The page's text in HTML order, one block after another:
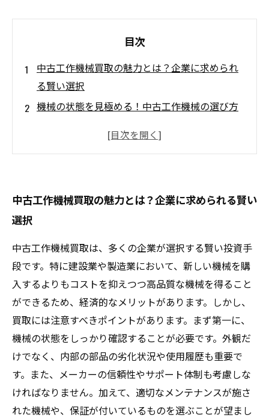
目次
中古工作機械買取の魅力とは？企業に求められ
る賢い選択
機械の状態を見極める！中古工作機械の選び方
信頼できるメーカーを知ろう！中古機械の安心
認すべきこと
作機械のトラブル回避法
成功する中古工作機械買取のための実践的アド
バイス
賢い投資を実現するための中古機械選びの総ま
とめ
中古工作機械買取の魅力とは？企業に求められる賢い
選択
中古工作機械買取は、多くの企業が選択する賢い投資手
段です。特に建設業や製造業において、新しい機械を購
入するよりもコストを抑えつつ高品質な機械を得ること
ができるため、経済的なメリットがあります。しかし、
買取には注意すべきポイントがあります。まず第一に、
機械の状態をしっかり確認することが必要です。外観だ
けでなく、内部の部品の劣化状況や使用履歴も重要で
す。また、メーカーの信頼性やサポート体制も考慮しな
ければなりません。加えて、適切なメンテナンスが施さ
れた機械や、保証が付いているものを選ぶことが望まし